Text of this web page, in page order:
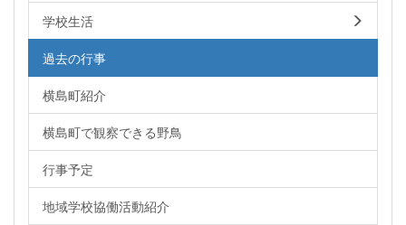
学校生活
過去の行事
横島町紹介
横島町で観察できる野鳥
行事予定
地域学校協働活動紹介